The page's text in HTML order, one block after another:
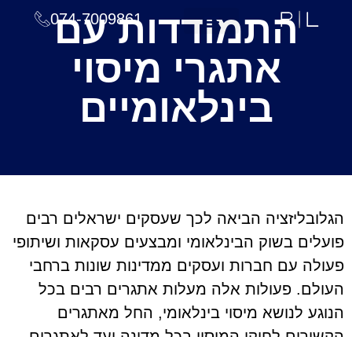
074-7009861
התמודדות עם
אתגרי מיסוי
בינלאומיים
הגלובליזציה הביאה לכך שעסקים ישראלים רבים
פועלים בשוק הבינלאומי ומבצעים עסקאות ושיתופי
פעולה עם חברות ועסקים ממדינות שונות ברחבי
העולם. פעולות אלה מעלות אתגרים רבים בכל
הנוגע לנושא מיסוי בינלאומי, החל מאתגרים